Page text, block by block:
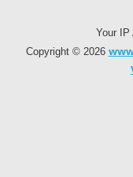
Your IP
Copyright © 2026